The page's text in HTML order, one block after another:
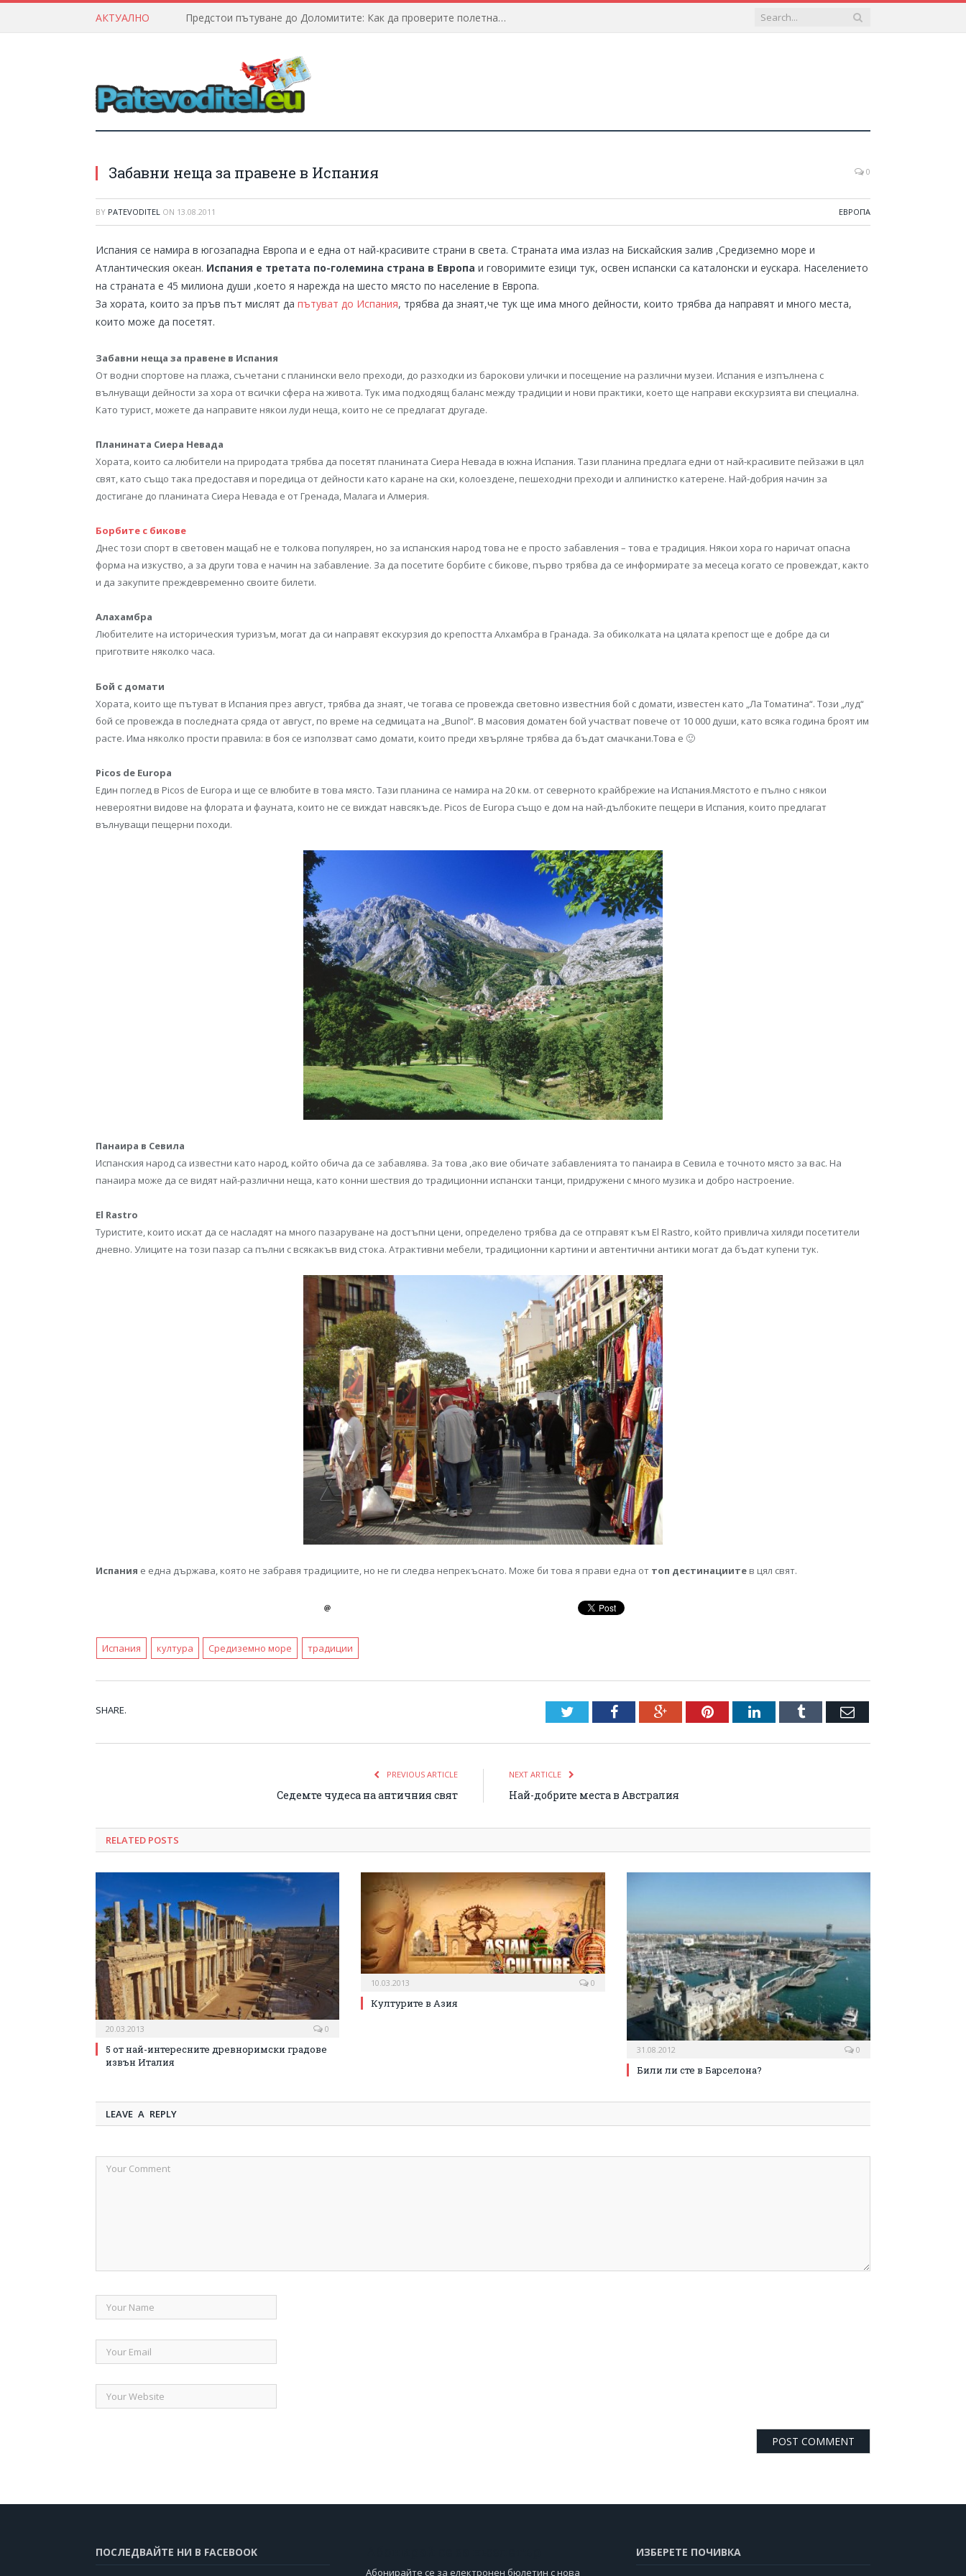
АКТУАЛНО Предстои пътуване до Доломитите: Как да проверите полетната информация?
Забавни неща за правене в Испания 0
BY PATEVODITEL ON 13.08.2011 ЕВРОПА
Испания се намира в югозападна Европа и е една от най-красивите страни в света. Страната има излаз на Бискайския залив ,Средиземно море и
Атлантическия океан. Испания е третата по-големина страна в Европа и говоримите езици тук, освен испански са каталонски и еускара. Населението
на страната е 45 милиона души ,което я нарежда на шесто място по население в Европа.
За хората, които за пръв път мислят да пътуват до Испания, трябва да знаят,че тук ще има много дейности, които трябва да направят и много места,
които може да посетят.
Забавни неща за правене в Испания
От водни спортове на плажа, съчетани с планински вело преходи, до разходки из барокови улички и посещение на различни музеи. Испания е изпълнена с
вълнуващи дейности за хора от всички сфера на живота. Тук има подходящ баланс между традиции и нови практики, което ще направи екскурзията ви специална.
Като турист, можете да направите някои луди неща, които не се предлагат другаде.
Планината Сиера Невада
Хората, които са любители на природата трябва да посетят планината Сиера Невада в южна Испания. Тази планина предлага едни от най-красивите пейзажи в цял
свят, като също така предоставя и поредица от дейности като каране на ски, колоездене, пешеходни преходи и алпинистко катерене. Най-добрия начин за
достигане до планината Сиера Невада е от Гренада, Малага и Алмерия.
Борбите с бикове
Днес този спорт в световен мащаб не е толкова популярен, но за испанския народ това не е просто забавления – това е традиция. Някои хора го наричат опасна
форма на изкуство, а за други това е начин на забавление. За да посетите борбите с бикове, първо трябва да се информирате за месеца когато се провеждат, както
и да закупите преждевременно своите билети.
Алахамбра
Любителите на историческия туризъм, могат да си направят екскурзия до крепостта Алхамбра в Гранада. За обиколката на цялата крепост ще е добре да си
приготвите няколко часа.
Бой с домати
Хората, които ще пътуват в Испания през август, трябва да знаят, че тогава се провежда световно известния бой с домати, известен като „Ла Томатина“. Този „луд“
бой се провежда в последната сряда от август, по време на седмицата на „Bunol“. В масовия доматен бой участват повече от 10 000 души, като всяка година броят им
расте. Има няколко прости правила: в боя се използват само домати, които преди хвърляне трябва да бъдат смачкани.Това е 🙂
Picos de Europa
Един поглед в Picos de Europa и ще се влюбите в това място. Тази планина се намира на 20 км. от северното крайбрежие на Испания.Мястото е пълно с някои
невероятни видове на флората и фауната, които не се виждат навсякъде. Picos de Europa също е дом на най-дълбоките пещери в Испания, които предлагат
вълнуващи пещерни походи.
Панаира в Севила
Испанския народ са известни като народ, който обича да се забавлява. За това ,ако вие обичате забавленията то панаира в Севила е точното място за вас. На
панаира може да се видят най-различни неща, като конни шествия до традиционни испански танци, придружени с много музика и добро настроение.
El Rastro
Туристите, които искат да се насладят на много пазаруване на достъпни цени, определено трябва да се отправят към El Rastro, който привлича хиляди посетители
дневно. Улиците на този пазар са пълни с всякакъв вид стока. Атрактивни мебели, традиционни картини и автентични антики могат да бъдат купени тук.
Испания е една държава, която не забравя традициите, но не ги следва непрекъснато. Може би това я прави една от топ дестинациите в цял свят.
Испания култура Средиземно море традиции
SHARE. TwitterFacebookGoogle+PinterestLinkedInTumblr Email
PREVIOUS ARTICLE
Седемте чудеса на античния свят
NEXT ARTICLE
Най-добрите места в Австралия
RELATED POSTS
20.03.2013 0
5 от най-интересните древноримски градове
извън Италия
10.03.2013 0
Културите в Азия
31.08.2012 0
Били ли сте в Барселона?
LEAVE A REPLY
ПОСЛЕДВАЙТЕ НИ В FACEBOOK
Абонирайте се за електронен бюлетин с нова
ИЗБЕРЕТЕ ПОЧИВКА